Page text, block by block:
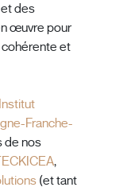
des
œuvre pour
et
Institut
Franche-
de nos
,
(et tant